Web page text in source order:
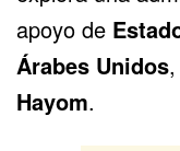
apoyo de
Árabes Unidos
Hayom.